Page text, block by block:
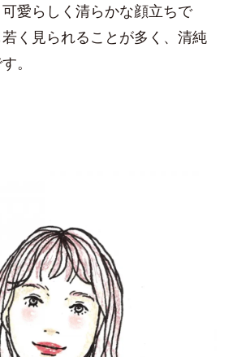
愛らしく清らかな顔立ちで
く見られることが多く、清純
。